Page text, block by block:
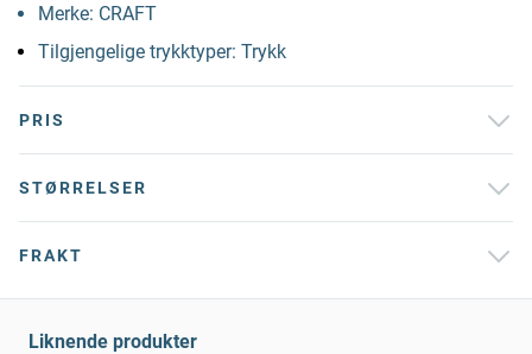
Merke: CRAFT
Tilgjengelige trykktyper: Trykk
PRIS
STØRRELSER
FRAKT
Liknende produkter